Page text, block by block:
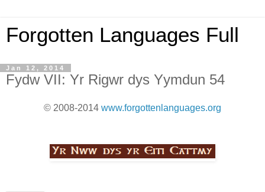
Forgotten Languages Full
Jan 12, 2014
Fydw VII: Yr Rigwr dys Yymdun 54
© 2008-2014 www.forgottenlanguages.org